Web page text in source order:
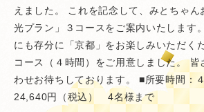
えました。 これを記念して、みとちゃん
光プラン」３コースをご案内いたします
にも存分に「京都」をお楽しみいただく
コース（４時間）をご用意しました。 皆
わせお待ちしております。 ■所要時間：
24,640円（税込） 4名様まで